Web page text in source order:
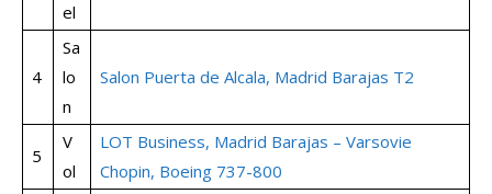
el
4
Sa
lo
n
Salon Puerta de Alcala, Madrid Barajas T2
5
V
ol
LOT Business, Madrid Barajas – Varsovie
Chopin, Boeing 737-800